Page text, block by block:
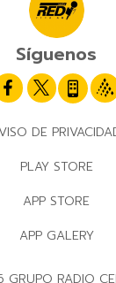
Síguenos
DE
PLAY STORE
APP STORE
APP GALERY
RADIO